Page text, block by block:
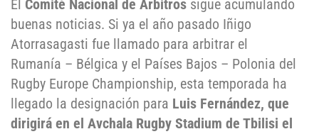
El Comité Nacional de Árbitros sigue acumulando
buenas noticias. Si ya el año pasado Iñigo
Atorrasagasti fue llamado para arbitrar el
Rumanía – Bélgica y el Países Bajos – Polonia del
Rugby Europe Championship, esta temporada ha
llegado la designación para Luis Fernández, que
dirigirá en el Avchala Rugby Stadium de Tbilisi el